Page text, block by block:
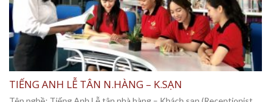
TIẾNG ANH LỄ TÂN N.HÀNG – K.SẠN